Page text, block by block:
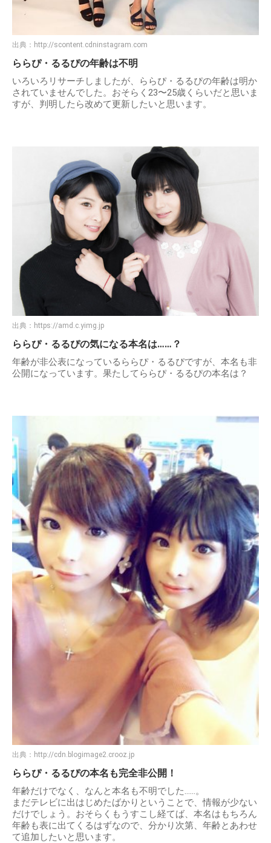
出典： http://scontent.cdninstagram.com
ららぴ・るるぴの年齢は不明
いろいろリサーチしましたが、ららぴ・るるぴの年齢は明か
されていませんでした。おそらく23〜25歳くらいだと思いま
すが、判明したら改めて更新したいと思います。
出典： https://amd.c.yimg.jp
ららぴ・るるぴの気になる本名は……？
年齢が非公表になっているららぴ・るるぴですが、本名も非
公開になっています。果たしてららぴ・るるぴの本名は？
出典： http://cdn.blogimage2.crooz.jp
ららぴ・るるぴの本名も完全非公開！
年齢だけでなく、なんと本名も不明でした……。
まだテレビに出はじめたばかりということで、情報が少ない
だけでしょう。おそらくもうすこし経てば、本名はもちろん
年齢も表に出てくるはずなので、分かり次第、年齢とあわせ
て追加したいと思います。